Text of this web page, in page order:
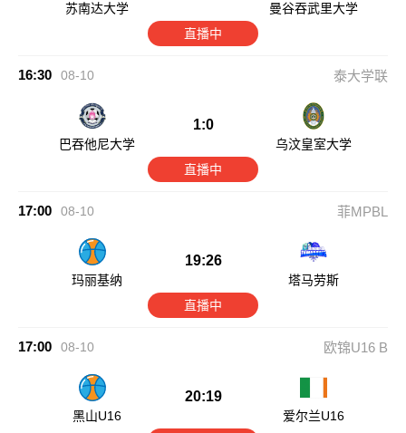
苏南达大学
曼谷吞武里大学
直播中
16:30 08-10 泰大学联
巴吞他尼大学
1:0
乌汶皇室大学
直播中
17:00 08-10 菲MPBL
玛丽基纳
19:26
塔马劳斯
直播中
17:00 08-10 欧锦U16 B
黑山U16
20:19
爱尔兰U16